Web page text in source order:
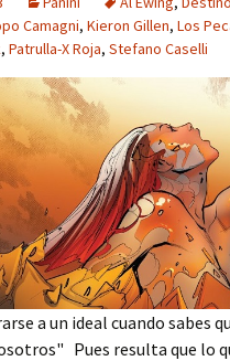
Camagni, Kieron Gillen, Los
, Patrulla-X Roja, Stefano Caselli
a un ideal cuando sabes
Pues resulta que lo